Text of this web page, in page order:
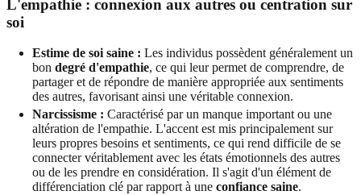
L'empathie : connexion aux autres ou centration sur
soi
Estime de soi saine : Les individus possèdent généralement un
bon degré d'empathie, ce qui leur permet de comprendre, de
partager et de répondre de manière appropriée aux sentiments
des autres, favorisant ainsi une véritable connexion.
Narcissisme : Caractérisé par un manque important ou une
altération de l'empathie. L'accent est mis principalement sur
leurs propres besoins et sentiments, ce qui rend difficile de se
connecter véritablement avec les états émotionnels des autres
ou de les prendre en considération. Il s'agit d'un élément de
différenciation clé par rapport à une confiance saine.